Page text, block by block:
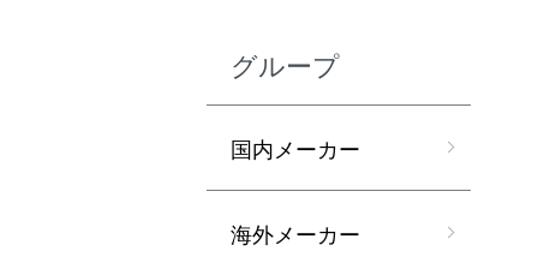
グループ
国内メーカー
海外メーカー